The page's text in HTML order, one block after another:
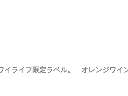
イライフ限定ラベル。 オレンジワイ